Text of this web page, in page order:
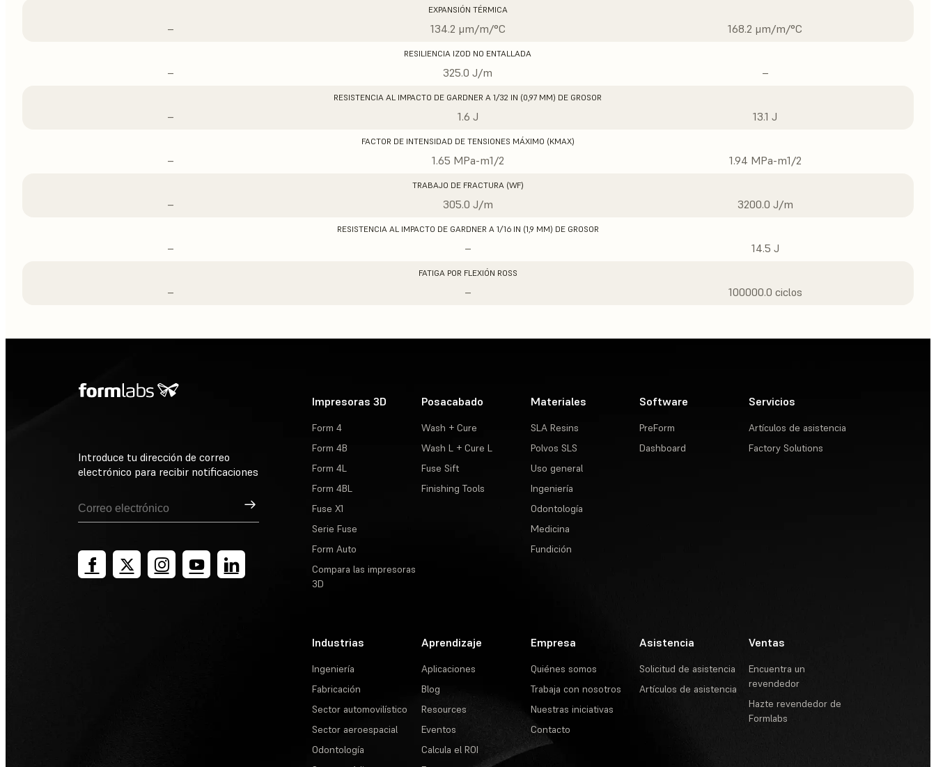
EXPANSIÓN TÉRMICA
– 134.2 μm/m/°C 168.2 μm/m/°C
RESILIENCIA IZOD NO ENTALLADA
– 325.0 J/m –
RESISTENCIA AL IMPACTO DE GARDNER A 1/32 IN (0,97 MM) DE GROSOR
– 1.6 J 13.1 J
FACTOR DE INTENSIDAD DE TENSIONES MÁXIMO (KMAX)
– 1.65 MPa-m1/2 1.94 MPa-m1/2
TRABAJO DE FRACTURA (WF)
– 305.0 J/m 3200.0 J/m
RESISTENCIA AL IMPACTO DE GARDNER A 1/16 IN (1,9 MM) DE GROSOR
– – 14.5 J
FATIGA POR FLEXIÓN ROSS
– – 100000.0 ciclos
Introduce tu dirección de correo
electrónico para recibir notificaciones
Suscribirse
Impresoras 3D
Form 4
Form 4B
Form 4L
Form 4BL
Fuse X1
Serie Fuse
Form Auto
Compara las impresoras
3D
Posacabado
Wash + Cure
Wash L + Cure L
Fuse Sift
Finishing Tools
Materiales
SLA Resins
Polvos SLS
Uso general
Ingeniería
Odontología
Medicina
Fundición
Software
PreForm
Dashboard
Servicios
Artículos de asistencia
Factory Solutions
Industrias
Ingeniería
Fabricación
Sector automovilístico
Sector aeroespacial
Odontología
Aprendizaje
Aplicaciones
Blog
Resources
Eventos
Calcula el ROI
Empresa
Quiénes somos
Trabaja con nosotros
Nuestras iniciativas
Contacto
Asistencia
Solicitud de asistencia
Artículos de asistencia
Ventas
Encuentra un
revendedor
Hazte revendedor de
Formlabs